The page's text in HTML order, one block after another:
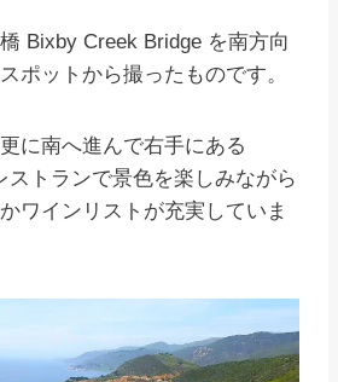
Bixby Creek Bridge を南方向
ポットから撮ったものです。
に南へ進んで右手にある
ストランで景色を楽しみながら
ワインリストが充実していま